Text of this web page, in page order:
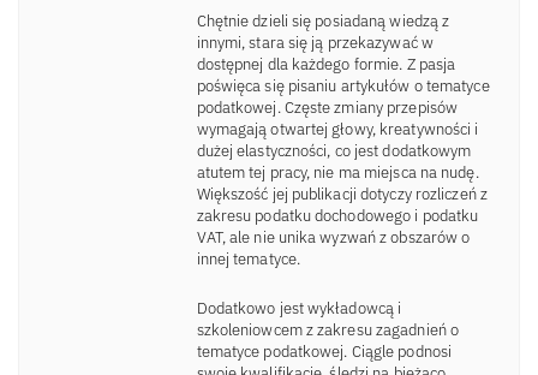
Chętnie dzieli się posiadaną wiedzą z
innymi, stara się ją przekazywać w
dostępnej dla każdego formie. Z pasja
poświęca się pisaniu artykułów o tematyce
podatkowej. Częste zmiany przepisów
wymagają otwartej głowy, kreatywności i
dużej elastyczności, co jest dodatkowym
atutem tej pracy, nie ma miejsca na nudę.
Większość jej publikacji dotyczy rozliczeń z
zakresu podatku dochodowego i podatku
VAT, ale nie unika wyzwań z obszarów o
innej tematyce.
Dodatkowo jest wykładowcą i
szkoleniowcem z zakresu zagadnień o
tematyce podatkowej. Ciągle podnosi